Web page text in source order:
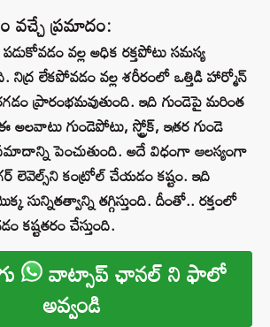
వచ్చే ప్రమాదం:
వల్ల అధిక రక్తపోటు సమస్య
నిద్ర లేకపోవడం వల్ల శరీరంలో ఒత్తిడి హార్మోన్
ప్రారంభమవుతుంది. ఇది గుండెపై మరింత
అలవాటు గుండెపోటు, స్ట్రోక్, ఇతర గుండె
పెంచుతుంది. అదే విధంగా ఆలస్యంగా
లెవెల్స్‌ని కంట్రోల్ చేయడం కష్టం. ఇది
సున్నితత్వాన్ని తగ్గిస్తుంది. దీంతో.. రక్తంలో
కష్టతరం చేస్తుంది.
వాట్సాప్ ఛానల్ ని ఫాలో
అవ్వండి